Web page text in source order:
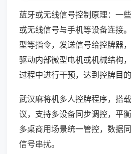
蓝牙或无线信号控制原理：一
或无线信号与手机等设备连接
型等指令，发送信号给控牌器
驱动内部微型电机或机械结构
过程中进行干预，达到控牌目的
武汉麻将机多人控牌程序，搭
议，支持多设备同步调控，平
多桌商用场景统一管控，数据
信号串扰。